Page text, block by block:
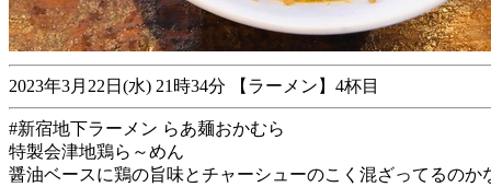
2023年3月22日(水) 21時34分 【ラーメン】4杯目
#新宿地下ラーメン らあ麺おかむら
特製会津地鶏ら～めん
醤油ベースに鶏の旨味とチャーシューのこく混ざってるのか